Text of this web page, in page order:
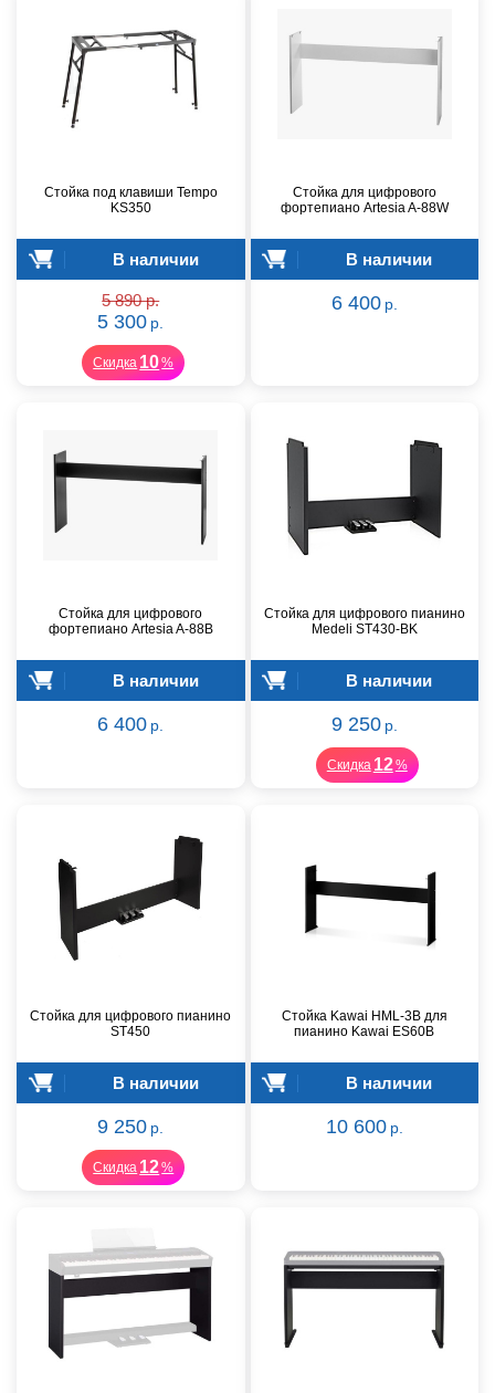
Стойка под клавиши Tempo
KS350
В наличии
5 890 р.
5 300 р.
Скидка 10%
Стойка для цифрового
фортепиано Artesia A-88W
В наличии
6 400 р.
Стойка для цифрового
фортепиано Artesia A-88B
В наличии
6 400 р.
Стойка для цифрового пианино
Medeli ST430-BK
В наличии
9 250 р.
Скидка 12%
Стойка для цифрового пианино
ST450
В наличии
9 250 р.
Скидка 12%
Стойка Kawai HML-3B для
пианино Kawai ES60B
В наличии
10 600 р.